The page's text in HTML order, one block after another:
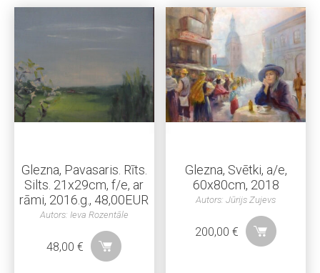
Glezna, Pavasaris. Rīts.
Silts. 21x29cm, f/e, ar
rāmi, 2016.g., 48,00EUR
Autors: Ieva Rozentāle
48,00€
Glezna, Svētki, a/e,
60x80cm, 2018
Autors: Jūrijs Zujevs
200,00€